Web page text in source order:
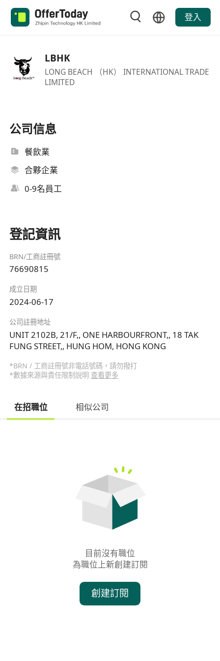
登入
LBHK
LONG BEACH （HK） INTERNATIONAL TRADE
LIMITED
公司信息
餐飲業
合夥企業
0-9名員工
登記資訊
BRN/工商註冊號
76690815
成立日期
2024-06-17
公司註冊地址
UNIT 2102B, 21/F,, ONE HARBOURFRONT,, 18 TAK
FUNG STREET,, HUNG HOM, HONG KONG
*BRN / 工商註冊號非電話號碼，請勿撥打
*數據來源與責任限制說明 查看更多
在招職位 相似公司
目前沒有職位
為職位上新創建訂閱
創建訂閱